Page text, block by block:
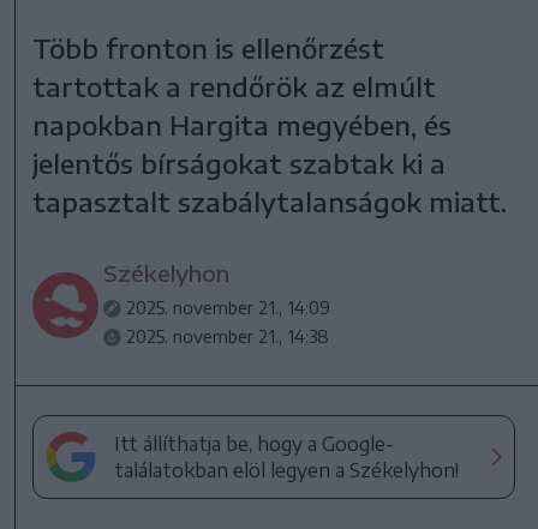
Több fronton is ellenőrzést
tartottak a rendőrök az elmúlt
napokban Hargita megyében, és
jelentős bírságokat szabtak ki a
tapasztalt szabálytalanságok miatt.
Székelyhon
2025. november 21., 14:09
2025. november 21., 14:38
Itt állíthatja be, hogy a Google-
találatokban elöl legyen a Székelyhon!